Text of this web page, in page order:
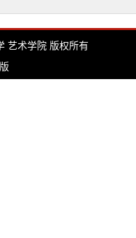
艺术学院 版权所有